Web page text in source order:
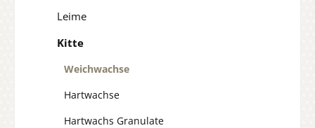
Leime
Kitte
Weichwachse
Hartwachse
Hartwachs Granulate